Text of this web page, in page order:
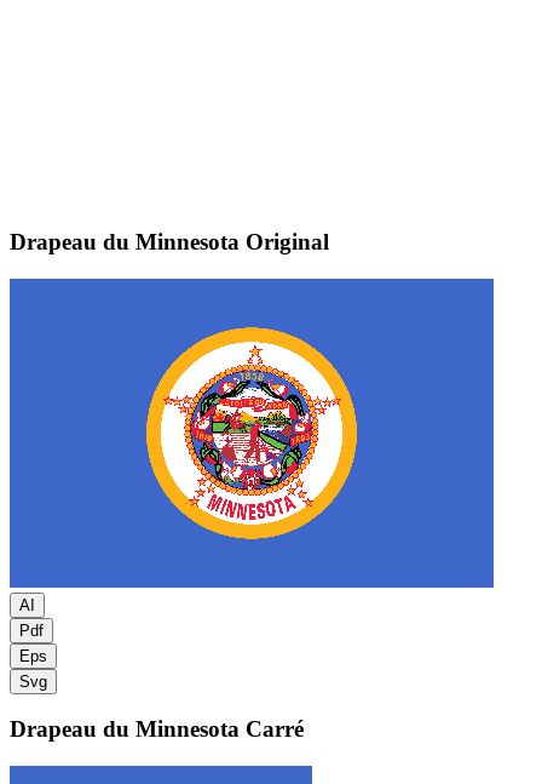
Drapeau du Minnesota Original
AI
Pdf
Eps
Svg
Drapeau du Minnesota Carré